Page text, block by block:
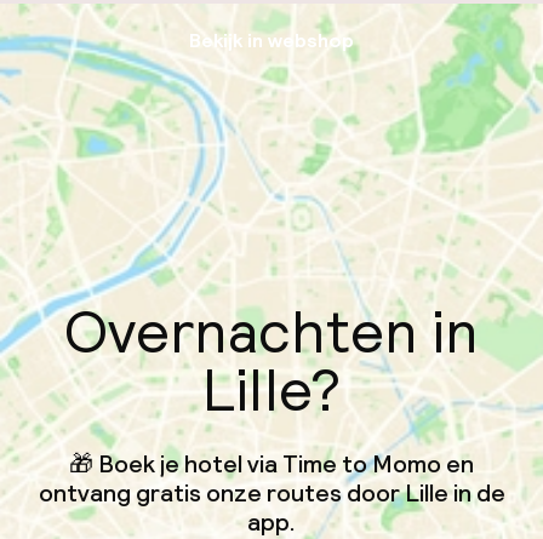
Bekijk in webshop
Overnachten in
Lille?
🎁 Boek je hotel via Time to Momo en
ontvang gratis onze routes door Lille in de
app.